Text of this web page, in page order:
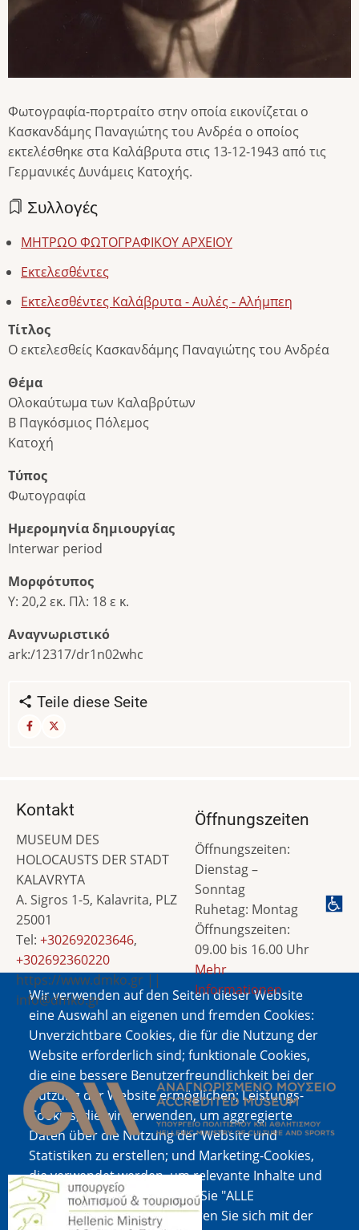
Φωτογραφία-πορτραίτο στην οποία εικονίζεται ο
Κασκανδάμης Παναγιώτης του Ανδρέα ο οποίος
εκτελέσθηκε στα Καλάβρυτα στις 13-12-1943 από τις
Γερμανικές Δυνάμεις Κατοχής.
Συλλογές
ΜΗΤΡΩΟ ΦΩΤΟΓΡΑΦΙΚΟΥ ΑΡΧΕΙΟΥ
Εκτελεσθέντες
Εκτελεσθέντες Καλάβρυτα - Αυλές - Αλήμπεη
Τίτλος
Ο εκτελεσθείς Κασκανδάμης Παναγιώτης του Ανδρέα
Θέμα
Ολοκαύτωμα των Καλαβρύτων
Β Παγκόσμιος Πόλεμος
Κατοχή
Τύπος
Φωτογραφία
Ημερομηνία δημιουργίας
Interwar period
Μορφότυπος
Υ: 20,2 εκ. Πλ: 18 ε κ.
Αναγνωριστικό
ark:/12317/dr1n02whc
Teile diese Seite
Wir verwenden auf den Seiten dieser Website
eine Auswahl an eigenen und fremden Cookies:
Unverzichtbare Cookies, die für die Nutzung der
Website erforderlich sind; funktionale Cookies,
die eine bessere Benutzerfreundlichkeit bei der
Nutzung der Website ermöglichen; Leistungs-
Cookies, die wir verwenden, um aggregierte
Daten über die Nutzung der Website und
Statistiken zu erstellen; und Marketing-Cookies,
die verwendet werden, um relevante Inhalte und
Werbung anzuzeigen. Wenn Sie "ALLE
AKZEPTIEREN" wählen, erklären Sie sich mit der
Kontakt
MUSEUM DES
HOLOCAUSTS DER STADT
KALAVRYTA
A. Sigros 1-5, Kalavrita, PLZ
25001
Tel: +302692023646,
+302692360220
https://www.dmko.gr ||
info@dmko.gr
Öffnungszeiten
Öffnungszeiten:
Dienstag –
Sonntag
Ruhetag: Montag
Öffnungszeiten:
09.00 bis 16.00 Uhr
Mehr
Informationen
Bild
Bild